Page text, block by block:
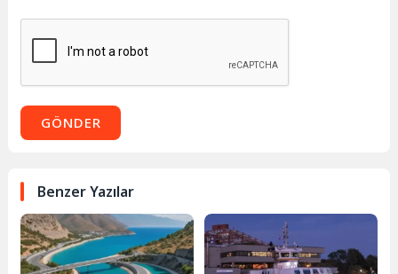
GÖNDER
Benzer Yazılar